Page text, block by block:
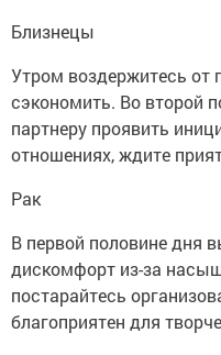
Близнецы
Утром воздержитесь от
сэкономить. Во второй
партнеру проявить
отношениях, ждите
Рак
В первой половине дня
дискомфорт из-за
постарайтесь
благоприятен для